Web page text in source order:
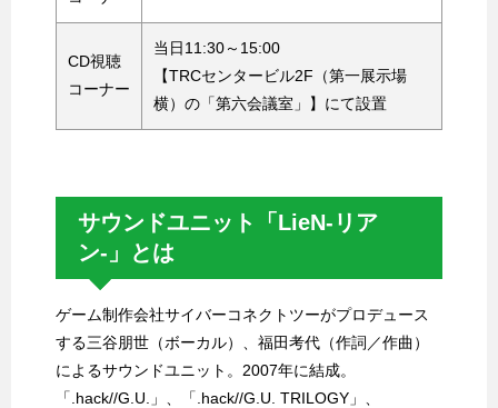
CD視聴
コーナー
当日11:30～15:00
【TRCセンタービル2F（第一展示場
横）の「第六会議室」】にて設置
サウンドユニット「LieN-リア
ン-」とは
ゲーム制作会社サイバーコネクトツーがプロデュース
する三谷朋世（ボーカル）、福田考代（作詞／作曲）
によるサウンドユニット。2007年に結成。
「.hack//G.U.」、「.hack//G.U. TRILOGY」、